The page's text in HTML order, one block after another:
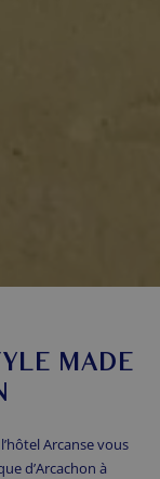
MADE
Arcanse vous
d’Arcachon à